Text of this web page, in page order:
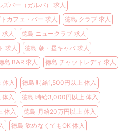
ズバー（ガルバ） 求人
カフェ・バー 求人
徳島 クラブ 求人
人
徳島 ニュークラブ 求人
求人
徳島 朝・昼キャバ 求人
島 BAR 求人 徳島 チャットレディ 求人
入
徳島 時給1,500円以上 体入
入
徳島 時給3,000円以上 体入
体入
徳島 月給20万円以上 体入
徳島 飲めなくてもOK 体入